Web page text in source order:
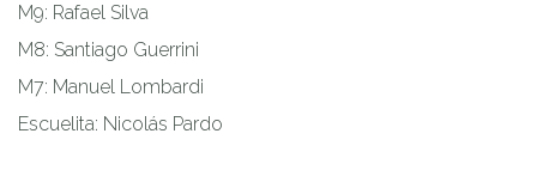
M9: Rafael Silva
M8: Santiago Guerrini
M7: Manuel Lombardi
Escuelita: Nicolás Pardo